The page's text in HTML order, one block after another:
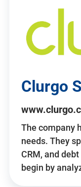
Clurgo
The company
needs. They
CRM, and
begin by